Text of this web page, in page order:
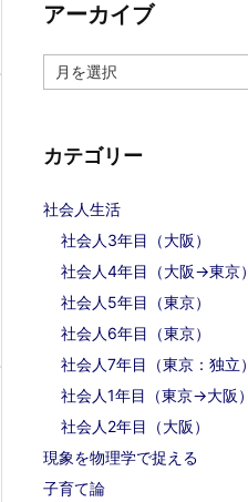
アーカイブ
ー
ブ
カテゴリー
社会人生活
社会人3年目（大阪）
社会人4年目（大阪→東京）
社会人5年目（東京）
社会人6年目（東京）
社会人7年目（東京：独立）
社会人1年目（東京→大阪）
社会人2年目（大阪）
現象を物理学で捉える
子育て論